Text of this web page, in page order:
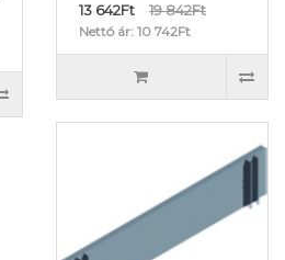
13 642Ft
19 842Ft
Nettó ár: 10 742Ft